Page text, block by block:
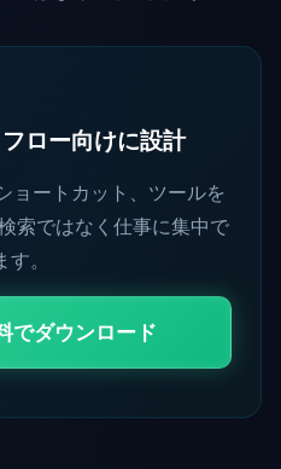
ロー向けに設計
ョートカット、ツールを
索ではなく仕事に集中で
す。
でダウンロード